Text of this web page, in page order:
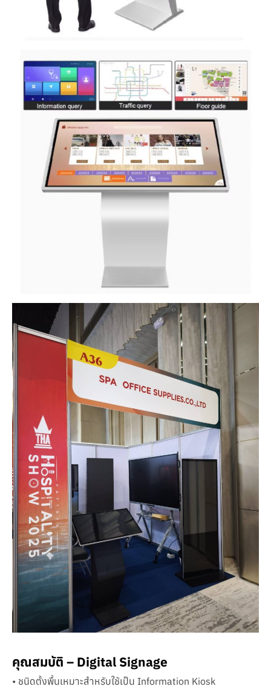
คุณสมบัติ – Digital Signage
• ชนิดตั้งพื้นเหมาะสำหรับใช้เป็น Information Kiosk